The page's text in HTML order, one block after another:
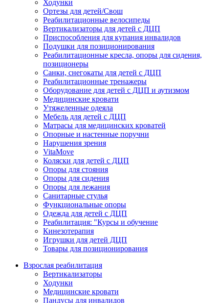
Ходунки
Ортезы для детей/Свош
Реабилитационные велосипеды
Вертикализаторы для детей с ДЦП
Приспособления для купания инвалидов
Подушки для позиционирования
Реабилитационные кресла, опоры для сидения,
позиционеры
Санки, снегокаты для детей с ДЦП
Реабилитационные тренажеры
Оборудование для детей с ДЦП и аутизмом
Медицинские кровати
Утяжеленные одеяла
Мебель для детей с ДЦП
Матрасы для медицинских кроватей
Опорные и настенные поручни
Нарушения зрения
VitaMove
Коляски для детей с ДЦП
Опоры для стояния
Опоры для сидения
Опоры для лежания
Санитарные стулья
Функциональные опоры
Одежда для детей с ДЦП
Реабилитация: "Курсы и обучение
Кинезотерапия
Игрушки для детей ДЦП
Товары для позиционирования
Взрослая реабилитация
Вертикализаторы
Ходунки
Медицинские кровати
Пандусы для инвалидов